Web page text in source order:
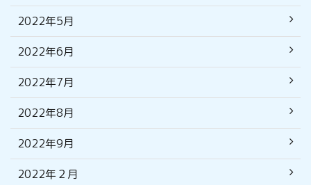
2022年5月
2022年6月
2022年7月
2022年8月
2022年9月
2022年２月